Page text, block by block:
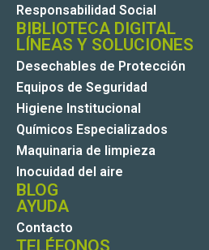
Responsabilidad Social
BIBLIOTECA DIGITAL
LÍNEAS Y SOLUCIONES
Desechables de Protección
Equipos de Seguridad
Higiene Institucional
Químicos Especializados
Maquinaria de limpieza
Inocuidad del aire
BLOG
AYUDA
Contacto